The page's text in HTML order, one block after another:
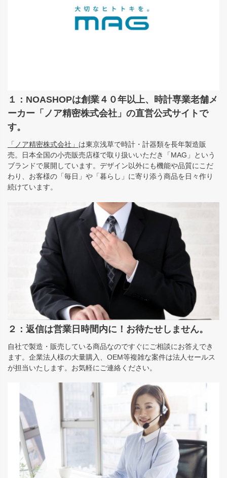
１：NOASHOPは創業４０年以上、時計専業老舗メ
ーカー「ノア精密株式会社」の直営公式サイトで
す。
「ノア精密株式会社」 は東京浅草で時計・計器類を長年製造販
売。日本全国の小売販売店様で取り扱いいただき「MAG」という
ブランドで展開しています。デザイン以外にも機能や品質にこだ
わり、お客様の「毎日」や「暮らし」に寄り添う商品を日々作り
続けています。
２：返信は営業日時間内に！お待たせしません。
自社で製造・販売している商品なのですぐにご相談にお答えでき
ます。企業法人様の大量購入、OEM等複雑な案件は法人セールス
が担当いたします。お気軽にご連絡ください。